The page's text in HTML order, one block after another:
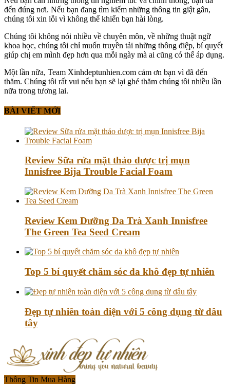
đến đúng nơi. Nếu bạn đang tìm kiếm những thông tin giật gân,
chúng tôi xin lỗi vì không thể khiến bạn hài lòng.
Chúng tôi không nói nhiều về chuyên môn, về những thuật ngữ
khoa học, chúng tôi chỉ muốn truyền tải những thông điệp, bí quyết
giúp chị em mình đẹp hơn qua mỗi ngày mà ai cũng có thể áp dụng.
Một lần nữa, Team Xinhdeptunhien.com cảm ơn bạn vì đã đến
thăm. Chúng tôi rất vui nếu bạn sẽ lại ghé thăm chúng tôi nhiều lần
nữa trong tương lai.
BÀI VIẾT MỚI
Review Sữa rửa mặt thảo dược trị mụn
Innisfree Bija Trouble Facial Foam
Review Kem Dưỡng Da Trà Xanh Innisfree
The Green Tea Seed Cream
Top 5 bí quyết chăm sóc da khô đẹp tự nhiên
Đẹp tự nhiên toàn diện với 5 công dụng từ dâu
tây
Thông Tin Mua Hàng